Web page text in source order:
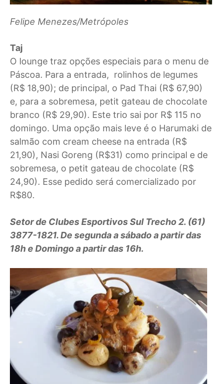
Felipe Menezes/Metrópoles
Taj
O lounge traz opções especiais para o menu de
Páscoa. Para a entrada, rolinhos de legumes
(R$ 18,90); de principal, o Pad Thai (R$ 67,90)
e, para a sobremesa, petit gateau de chocolate
branco (R$ 29,90). Este trio sai por R$ 115 no
domingo. Uma opção mais leve é o Harumaki de
salmão com cream cheese na entrada (R$
21,90), Nasi Goreng (R$31) como principal e de
sobremesa, o petit gateau de chocolate (R$
24,90). Esse pedido será comercializado por
R$80.
Setor de Clubes Esportivos Sul Trecho 2. (61)
3877-1821. De segunda a sábado a partir das
18h e Domingo a partir das 16h.